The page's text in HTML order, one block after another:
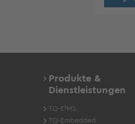
Produkte &
Dienstleistungen
TQ-E²MS
TQ-Embedded